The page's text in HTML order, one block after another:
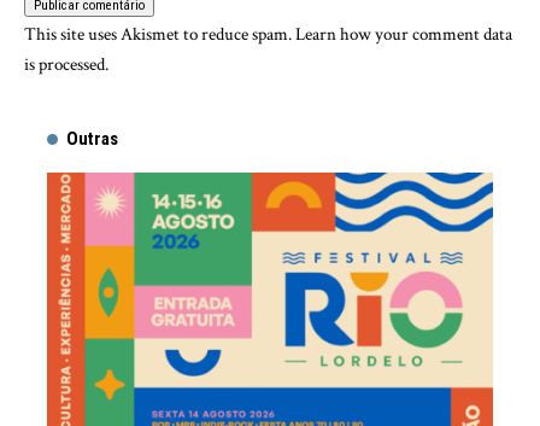
This site uses Akismet to reduce spam.Learn how your comment data
is processed.
Outras